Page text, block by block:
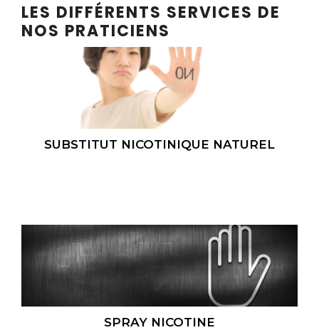
LES DIFFÉRENTS SERVICES DE
NOS PRATICIENS
SUBSTITUT NICOTINIQUE NATUREL
SPRAY NICOTINE